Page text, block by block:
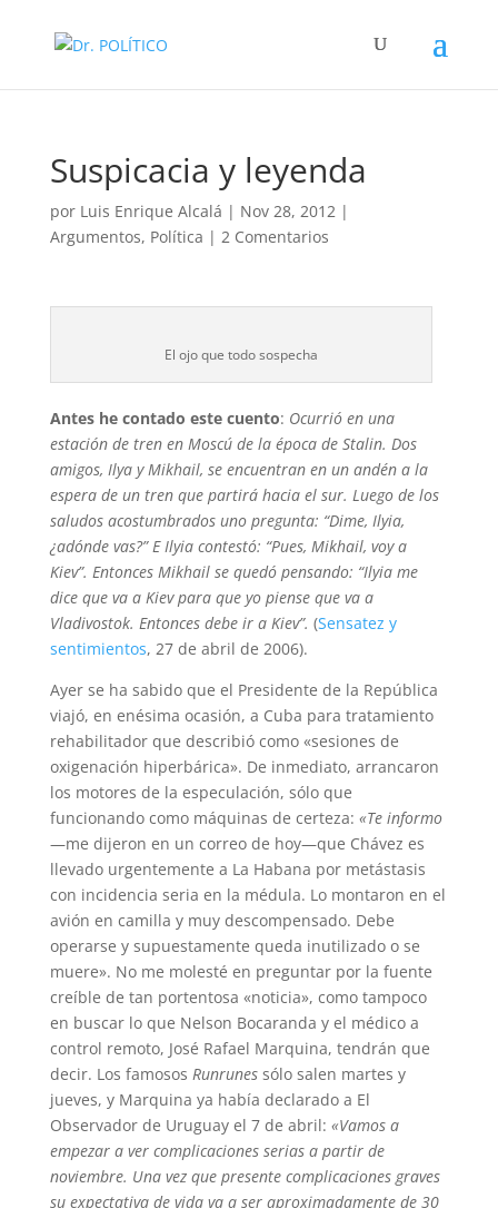
Suspicacia y leyenda
por Luis Enrique Alcalá | Nov 28, 2012|
Argumentos, Política | 2 Comentarios
El ojo que todo sospecha
Antes he contado este cuento: Ocurrió en una
estación de tren en Moscú de la época de Stalin. Dos
amigos, Ilya y Mikhail, se encuentran en un andén a la
espera de un tren que partirá hacia el sur. Luego de los
saludos acostumbrados uno pregunta: “Dime, Ilyia,
¿adónde vas?” E Ilyia contestó: “Pues, Mikhail, voy a
Kiev”. Entonces Mikhail se quedó pensando: “Ilyia me
dice que va a Kiev para que yo piense que va a
Vladivostok. Entonces debe ir a Kiev”. (Sensatez y
sentimientos, 27 de abril de 2006).
Ayer se ha sabido que el Presidente de la República
viajó, en enésima ocasión, a Cuba para tratamiento
rehabilitador que describió como «sesiones de
oxigenación hiperbárica». De inmediato, arrancaron
los motores de la especulación, sólo que
funcionando como máquinas de certeza: «Te informo
—me dijeron en un correo de hoy—que Chávez es
llevado urgentemente a La Habana por metástasis
con incidencia seria en la médula. Lo montaron en el
avión en camilla y muy descompensado. Debe
operarse y supuestamente queda inutilizado o se
muere». No me molesté en preguntar por la fuente
creíble de tan portentosa «noticia», como tampoco
en buscar lo que Nelson Bocaranda y el médico a
control remoto, José Rafael Marquina, tendrán que
decir. Los famosos Runrunessólo salen martes y
jueves, y Marquina ya había declarado a El
Observador de Uruguay el 7 de abril: «Vamos a
empezar a ver complicaciones serias a partir de
noviembre. Una vez que presente complicaciones graves
su expectativa de vida va a ser aproximadamente de 30